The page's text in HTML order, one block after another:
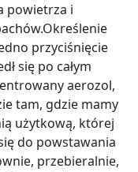
powietrza i
przyciśnięcie
się po całym
aerozol,
tam, gdzie mamy
użytkową, której
do powstawania
przebieralnie,